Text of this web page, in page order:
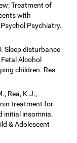
Treatment of
with
Psychiatry.
Sleep disturbance
Alcohol
children. Res
Rea, K.J.,
treatment for
initial insomnia.
& Adolescent